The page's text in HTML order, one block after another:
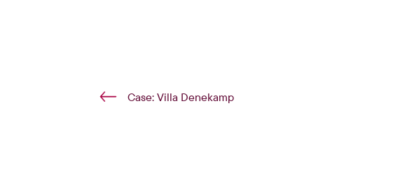
Case: Villa Denekamp